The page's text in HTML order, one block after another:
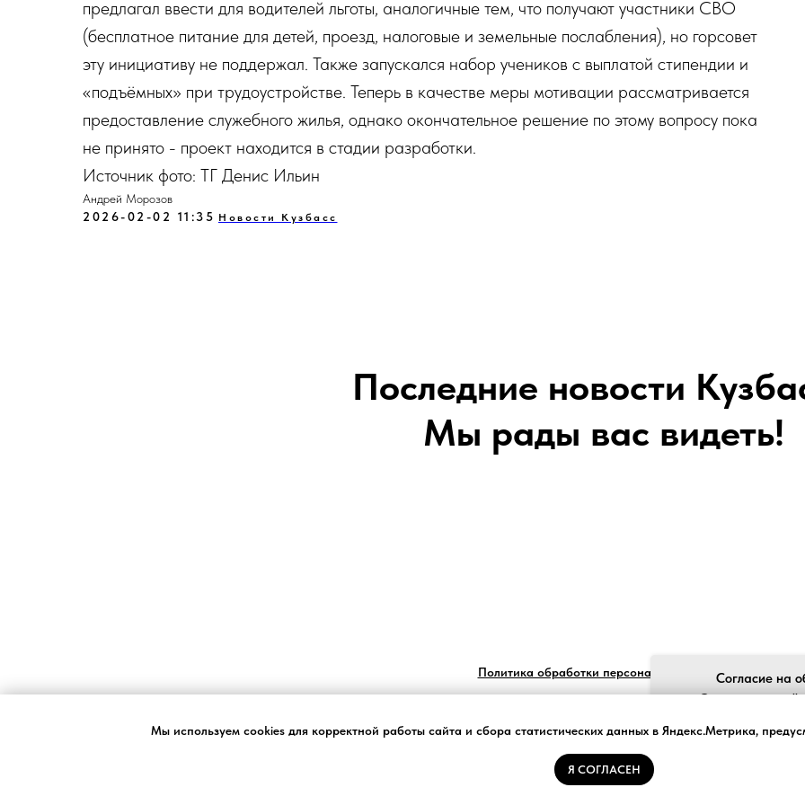
предлагал ввести для водителей льготы, аналогичные тем, что получают участники СВО
(бесплатное питание для детей, проезд, налоговые и земельные послабления), но горсовет
эту инициативу не поддержал. Также запускался набор учеников с выплатой стипендии и
«подъёмных» при трудоустройстве. Теперь в качестве меры мотивации рассматривается
предоставление служебного жилья, однако окончательное решение по этому вопросу пока
не принято - проект находится в стадии разработки.
Источник фото: ТГ Денис Ильин
Андрей Морозов
2026-02-02 11:35 Новости Кузбасс
Последние новости
Мы рады вас видеть!
Политика обработки персональных данныхСогласие на
Ставя отметку
законом №152-ФЗ
Мы используем cookies для корректной работы сайта и сбора статистических данных в Яндекс.Метрика,
Я СОГЛАСЕН
Made on Tilda